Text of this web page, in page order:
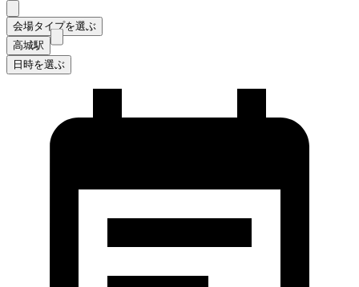
会場タイプを選ぶ
高城駅
日時を選ぶ